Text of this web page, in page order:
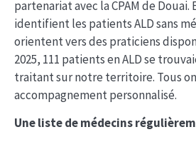
partenariat avec la CPAM de Douai.
identifient les patients ALD sans
orientent vers des praticiens
2025, 111 patients en ALD se
traitant sur notre territoire. Tous
accompagnement personnalisé.
Une liste de médecins